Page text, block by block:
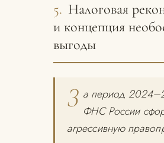
5. Налоговая
и концепция
выгоды
З а период
ФНС России
агрессивную